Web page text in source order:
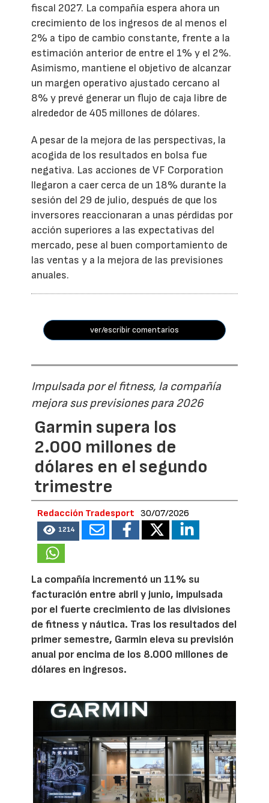
fiscal 2027. La compañía espera ahora un
crecimiento de los ingresos de al menos el
2% a tipo de cambio constante, frente a la
estimación anterior de entre el 1% y el 2%.
Asimismo, mantiene el objetivo de alcanzar
un margen operativo ajustado cercano al
8% y prevé generar un flujo de caja libre de
alrededor de 405 millones de dólares.
A pesar de la mejora de las perspectivas, la
acogida de los resultados en bolsa fue
negativa. Las acciones de VF Corporation
llegaron a caer cerca de un 18% durante la
sesión del 29 de julio, después de que los
inversores reaccionaran a unas pérdidas por
acción superiores a las expectativas del
mercado, pese al buen comportamiento de
las ventas y a la mejora de las previsiones
anuales.
ver/escribir comentarios
Impulsada por el fitness, la compañía
mejora sus previsiones para 2026
Garmin supera los
2.000 millones de
dólares en el segundo
trimestre
Redacción Tradesport 30/07/2026
1214
La compañía incrementó un 11% su
facturación entre abril y junio, impulsada
por el fuerte crecimiento de las divisiones
de fitness y náutica. Tras los resultados del
primer semestre, Garmin eleva su previsión
anual por encima de los 8.000 millones de
dólares en ingresos.